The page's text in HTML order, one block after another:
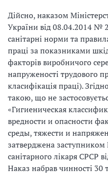
Дійсно, наказом
України від 08.04.2014 №
санітарні норми та
праці за показниками
факторів виробничого
напруженості трудового
класифікація праці).
такою, що не
«Гигиеническая
вредности и опасности
среды, тяжести и
затверджена
санітарного лікаря СРСР
Наказ набрав чинності 30